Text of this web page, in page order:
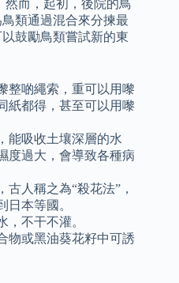
然而，起初，後院的鳥
類通過混合來分揀最
鼓勵鳥類嘗試新的東
整啲繩索，重可以用嚟
紙都得，甚至可以用嚟
能吸收土壤深層的水
度過大，會導致各種病
人稱之為“殺花法”，
日本等國。
，不干不灌。
物或黑油葵花籽中可誘